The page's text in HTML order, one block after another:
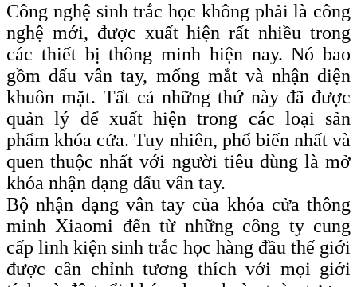
Công nghệ sinh trắc học không phải là công
nghệ mới, được xuất hiện rất nhiều trong
các thiết bị thông minh hiện nay. Nó bao
gồm dấu vân tay, mống mắt và nhận diện
khuôn mặt. Tất cả những thứ này đã được
quản lý để xuất hiện trong các loại sản
phẩm khóa cửa. Tuy nhiên, phổ biến nhất và
quen thuộc nhất với người tiêu dùng là mở
khóa nhận dạng dấu vân tay.
Bộ nhận dạng vân tay của khóa cửa thông
minh Xiaomi đến từ những công ty cung
cấp linh kiện sinh trắc học hàng đầu thế giới
được cân chỉnh tương thích với mọi giới